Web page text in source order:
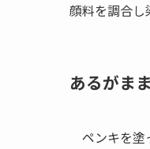
顔料を調合し
あるがま
ペンキを塗